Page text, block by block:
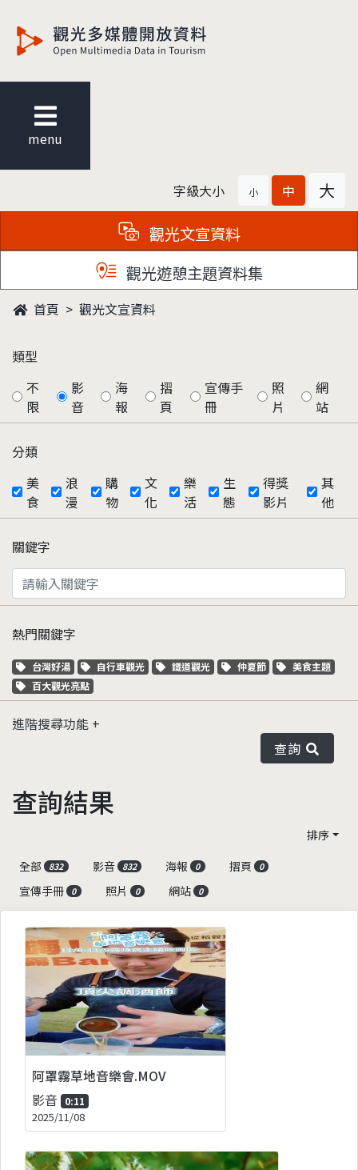
menu
字級大小 小 中 大
觀光文宣資料
觀光遊憩主題資料集
首頁 觀光文宣資料
類型
不
限
影
音
海
報
摺
頁
宣傳手
冊
照
片
網
站
分類
美
食
浪
漫
購
物
文
化
樂
活
生
態
得獎
影片
其
他
關鍵字
熱門關鍵字
關鍵字標籤
台灣好湯 關鍵字標籤
自行車觀光 關鍵字標籤
鐵道觀光 關鍵字標籤
仲夏節 關鍵字標籤
美食主題
關鍵字標籤
百大觀光亮點
進階搜尋功能
查詢
查詢結果
排序
全部
832 影音 832 海報 0 摺頁 0
宣傳手冊 0 照片 0 網站 0
阿罩霧草地音樂會.MOV
影音 0:11
2025/11/08